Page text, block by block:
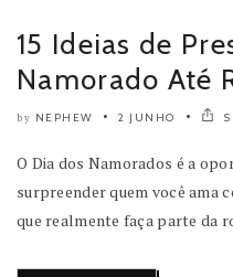
15 Ideias de
Namorado Até
by NEPHEW 2 JUNHO
O Dia dos Namorados é a
surpreender quem você ama
que realmente faça parte da